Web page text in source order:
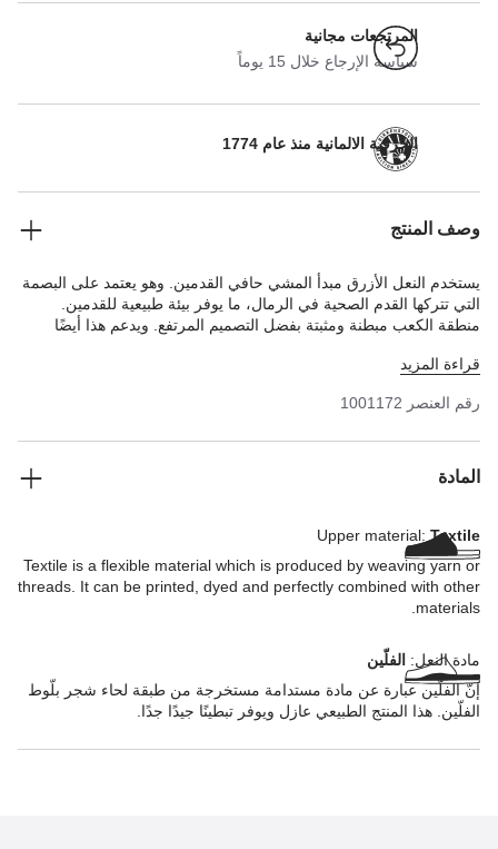
المرتجعات مجانية
سياسة الإرجاع خلال 15 يوماً
الحرفية الالمانية منذ عام 1774
وصف المنتج
يستخدم النعل الأزرق مبدأ المشي حافي القدمين. وهو يعتمد على البصمة
التي تتركها القدم الصحية في الرمال، ما يوفر بيئة طبيعية للقدمين.
منطقة الكعب مبطنة ومثبتة بفضل التصميم المرتفع. ويدعم هذا أيضًا
الاستمتاع براحة بيركنستوك الفريدة في أحذية مغلقة مصنوعة من
قراءة المزيد
رقم العنصر 1001172
المادة
Upper material: Textile
Textile is a flexible material which is produced by weaving yarn or
threads. It can be printed, dyed and perfectly combined with other
materials.
مادة النعل: الفلّين
إنّ الفلّين عبارة عن مادة مستدامة مستخرجة من طبقة لحاء شجر بلّوط
الفلّين. هذا المنتج الطبيعي عازل ويوفر تبطينًا جيدًا جدًا.